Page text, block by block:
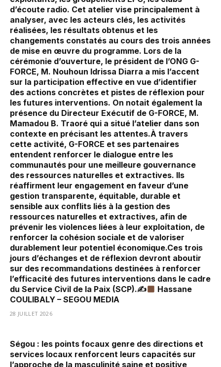
d’écoute radio. Cet atelier vise principalement à
analyser, avec les acteurs clés, les activités
réalisées, les résultats obtenus et les
changements constatés au cours des trois années
de mise en œuvre du programme. Lors de la
cérémonie d’ouverture, le président de l’ONG G-
FORCE, M. Nouhoun Idrissa Diarra a mis l’accent
sur la participation effective en vue d’identifier
des actions concrètes et pistes de réflexion pour
les futures interventions. On notait également la
présence du Directeur Exécutif de G-FORCE, M.
Mamadou B. Traoré qui a situé l’atelier dans son
contexte en précisant les attentes.À travers
cette activité, G-FORCE et ses partenaires
entendent renforcer le dialogue entre les
communautés pour une meilleure gouvernance
des ressources naturelles et extractives. Ils
réaffirment leur engagement en faveur d’une
gestion transparente, équitable, durable et
sensible aux conflits liés à la gestion des
ressources naturelles et extractives, afin de
prévenir les violences liées à leur exploitation, de
renforcer la cohésion sociale et de valoriser
durablement leur potentiel économique.Ces trois
jours d’échanges et de réflexion devront aboutir
sur des recommandations destinées à renforcer
l’efficacité des futures interventions dans le cadre
du Service Civil de la Paix (SCP).✍
Hassane
COULIBALY – SEGOU MEDIA
28 JUILLET 2026
Ségou : les points focaux genre des directions et
services locaux renforcent leurs capacités sur
l’approche de la masculinité saine et positive